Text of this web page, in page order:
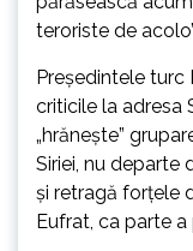
Președintele turc
criticile la adresa
„hrănește”
Siriei, nu departe
și retragă forțele
Eufrat, ca parte